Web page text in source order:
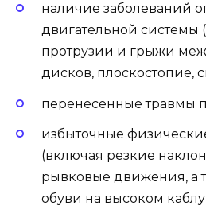
наличие заболеваний
двигательной системы
протрузии и грыжи
дисков, плоскостопие,
перенесенные травмы
избыточные
(включая резкие
рывковые движения, а
обуви на высоком